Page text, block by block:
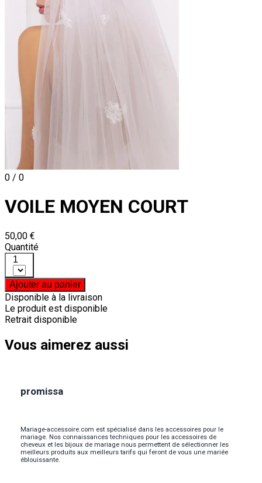
0 / 0
VOILE MOYEN COURT
50,00 €
Quantité
1
Ajouter au panier
Disponible à la livraison
Le produit est disponible
Retrait disponible
Vous aimerez aussi
promissa
Mariage-accessoire.com est spécialisé dans les accessoires pour le
mariage. Nos connaissances techniques pour les accessoires de
cheveux et les bijoux de mariage nous permettent de sélectionner les
meilleurs produits aux meilleurs tarifs qui feront de vous une mariée
éblouissante.